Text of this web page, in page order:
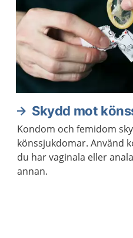
Skydd mot
Kondom och femidom
könssjukdomar. Använd
du har vaginala eller
annan.